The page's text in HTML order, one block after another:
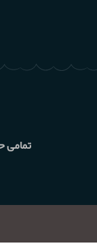
تمامی